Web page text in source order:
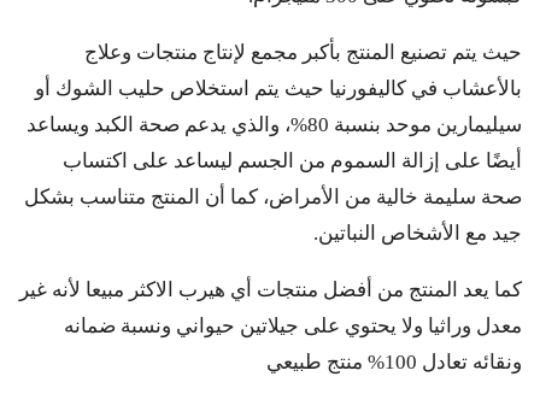
حيث يتم تصنيع المنتج بأكبر مجمع لإنتاج منتجات وعلاج
بالأعشاب في كاليفورنيا حيث يتم استخلاص حليب الشوك أو
سيليمارين موحد بنسبة 80%، والذي يدعم صحة الكبد ويساعد
أيضًا على إزالة السموم من الجسم ليساعد على اكتساب
صحة سليمة خالية من الأمراض، كما أن المنتج متناسب بشكل
جيد مع الأشخاص النباتين.
كما يعد المنتج من أفضل منتجات أي هيرب الاكثر مبيعا لأنه غير
معدل وراثيا ولا يحتوي على جيلاتين حيواني ونسبة ضمانه
ونقائه تعادل 100% منتج طبيعي